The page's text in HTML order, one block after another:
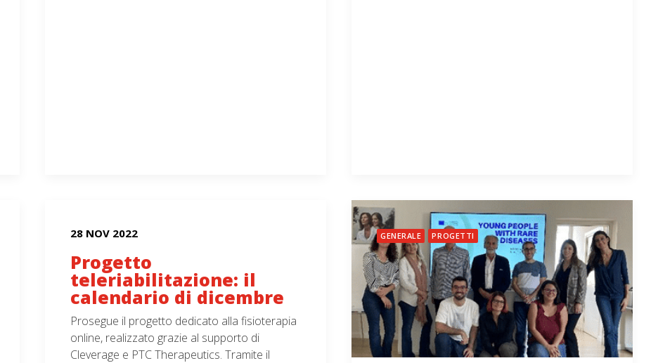
28 NOV 2022
Progetto
teleriabilitazione: il
calendario di dicembre
Prosegue il progetto dedicato alla fisioterapia
online, realizzato grazie al supporto di
Cleverage e PTC Therapeutics. Tramite il
GENERALE PROGETTI